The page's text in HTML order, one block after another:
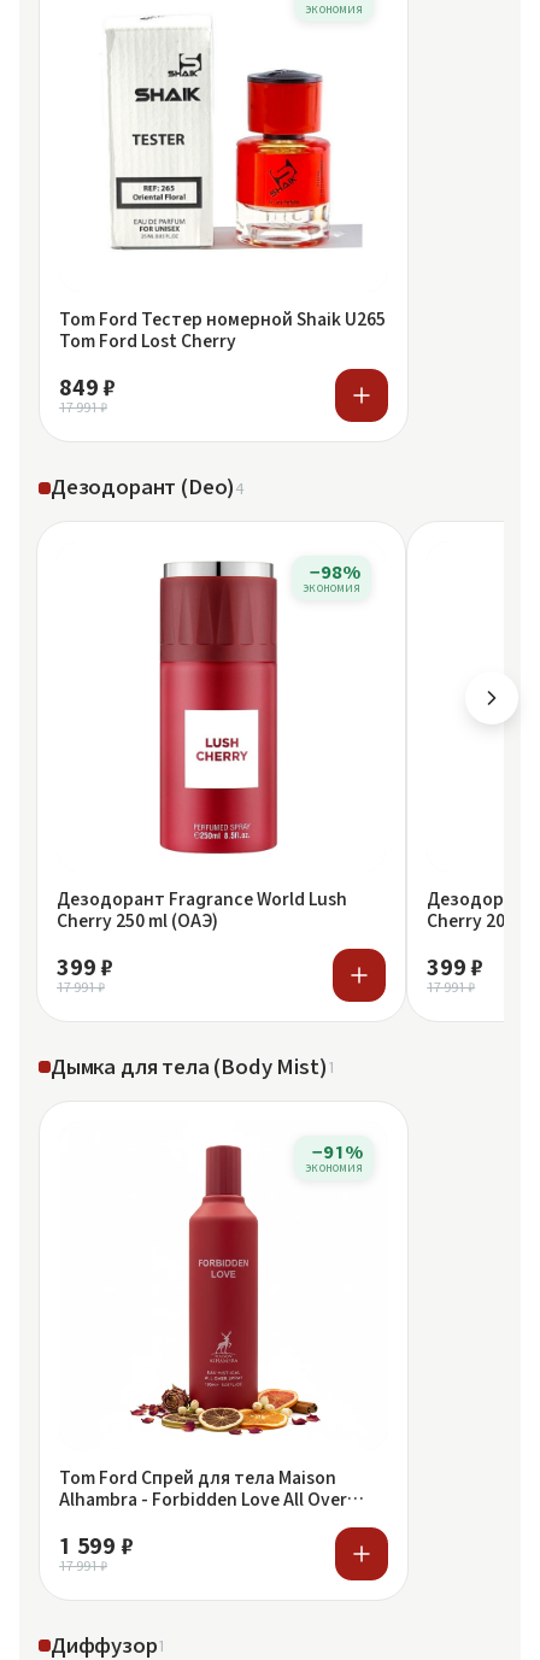
экономия
Tom Ford Тестер номерной Shaik U265
Tom Ford Lost Cherry
849 ₽
17 991 ₽
Дезодорант (Deo)4
−98%
экономия
Дезодорант Fragrance World Lush
Cherry 250 ml (ОАЭ)
399 ₽
17 991 ₽
Дезодорант
Cherry 200
399 ₽
17 991 ₽
Дымка для тела (Body Mist)1
−91%
экономия
Tom Ford Спрей для тела Maison
Alhambra - Forbidden Love All Over
1 599 ₽
17 991 ₽
Диффузор1